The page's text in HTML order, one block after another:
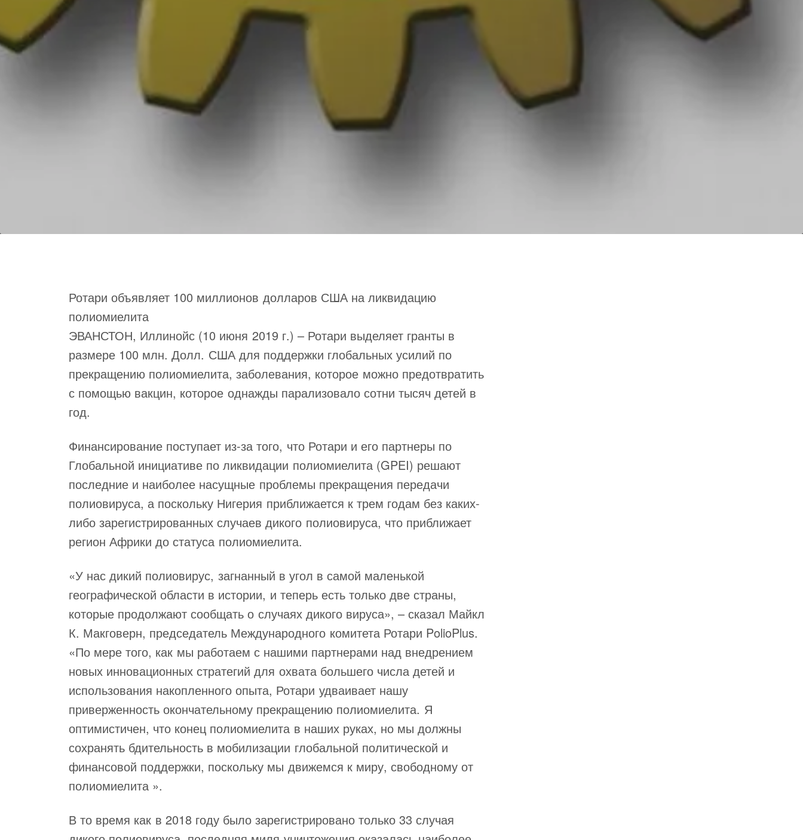
Ротари объявляет 100 миллионов долларов США на ликвидацию
полиомиелита
ЭВАНСТОН, Иллинойс (10 июня 2019 г.) – Ротари выделяет гранты в
размере 100 млн. Долл. США для поддержки глобальных усилий по
прекращению полиомиелита, заболевания, которое можно предотвратить
с помощью вакцин, которое однажды парализовало сотни тысяч детей в
год.
Финансирование поступает из-за того, что Ротари и его партнеры по
Глобальной инициативе по ликвидации полиомиелита (GPEI) решают
последние и наиболее насущные проблемы прекращения передачи
полиовируса, а поскольку Нигерия приближается к трем годам без каких-
либо зарегистрированных случаев дикого полиовируса, что приближает
регион Африки до статуса полиомиелита.
«У нас дикий полиовирус, загнанный в угол в самой маленькой
географической области в истории, и теперь есть только две страны,
которые продолжают сообщать о случаях дикого вируса», – сказал Майкл
К. Макговерн, председатель Международного комитета Ротари PolioPlus.
«По мере того, как мы работаем с нашими партнерами над внедрением
новых инновационных стратегий для охвата большего числа детей и
использования накопленного опыта, Ротари удваивает нашу
приверженность окончательному прекращению полиомиелита. Я
оптимистичен, что конец полиомиелита в наших руках, но мы должны
сохранять бдительность в мобилизации глобальной политической и
финансовой поддержки, поскольку мы движемся к миру, свободному от
полиомиелита ».
В то время как в 2018 году было зарегистрировано только 33 случая